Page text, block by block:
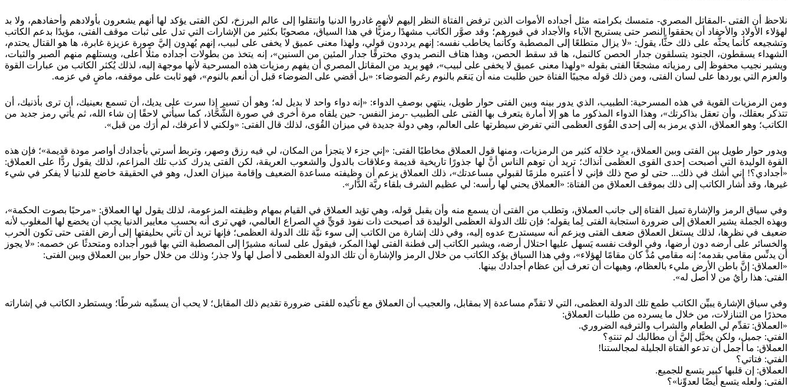
نلاحظ أن الفتى -المقاتل المصري- متمسك بكرامته مثل أجداده الأموات الذين ترفض الفتاة النظر إليهم لأنهم غادروا الدنيا وانتقلوا إلى عالم البرزخ، لكن الفتى يؤكد لها أنهم يشعرون بأولادهم وأحفادهم، ولا بد
لهؤلاء الأولاد والأحفاد أن يحققوا النصر حتى يستريح الآباء والأجداد في قبورهم؛ وقد صوَّر الكاتب مشهدًا رمزيًّا في هذا السياق، مصحوبًا بكثير من الإشارات التي تدل على ثبات موقف الفتى، مؤيدًا بدعم الكاتب
وتشجيعه كأنما يحثُّه على ذلك حثًّا، يقول: «لا يزال متطلعًا إلى المصطبة وكأنما يخاطب نفسه: إنهم يرددون قولي، ولهذا معنى عميق لا يخفى على لبيب، إنهم يُهدون إليَّ صورة عزيزة غابرة، ها هو القتال يحتدم،
الشهداء يسقطون، الجنود يتسلقون جدار الحصن كالنمل، ها قد سقط الحصن، وهذا هتاف النصر يدوي مخترقًا جدار المئين من السنين»، إنه يتخذ من بطولات أجداده مثلًا أعلى، ويستلهم منهم الصبر والثبات،
ويشير نجيب محفوظ إلى رمزياته مشجعًا الفتى بقوله «ولهذا معنى عميق لا يخفى على لبيب»، فهو يريد من المقاتل المصري أن يفهم رمزيات هذه المسرحية لأنها موجهة إليه، لذلك يُكثر الكاتب من عبارات القوة
والعزم التي يوردها على لسان الفتى، ومن ذلك قوله مجيبًا الفتاة حين طلبت منه أن يَنعَم بالنوم رغم الضوضاء: «بل أقضي على الضوضاء قبل أن أنعم بالنوم»، فهو ثابت على موقفه، ماضٍ في عزمه.
ومن الرمزيات القوية في هذه المسرحية: الطبيب، الذي يدور بينه وبين الفتى حوار طويل، ينتهي بوصفِ الدواء: «إنه دواء واحد لا بديل له؛ وهو أن تسير إذا سرت على يديك، أن تسمع بعينيك، أن ترى بأذنيك، أن
تتذكر بعقلك، وأن تعقل بذاكرتك»، وهذا الدواء المذكور ما هو إلا أمارة يتعرف بها الفتى على الطبيب -رمز النفس- حين يلقاه مرة أخرى في صورة الشَّحَّاذ، كما سيأتي لاحقًا إن شاء الله، ثم يأتي رمز جديد من
الكاتب؛ وهو العملاق، الذي يرمز به إلى إحدى القُوَى العظمى التي تفرض سيطرتها على العالم، وهي دولة جديدة في ميزان القُوَى، لذلك قال الفتى: «ولكني لا أعرفك، لم أرَك من قبل».
ويدور حوار طويل بين الفتى وبين العملاق، يرِد خلاله كثير من الرمزيات، ومنها قول العملاق مخاطبًا الفتى: «إني جزء لا يتجزأ من المكان، لي فيه رزق وصهر، وتربط أسرتي بأجدادك أواصر مودة قديمة»؛ فإن هذه
القوة الوليدة التي أصبحت إحدى القوى العظمى آنذاك؛ تريد أن توهم الناس أنَّ لها جذورًا تاريخية قديمة وعلاقات بالدول والشعوب العريقة، لكن الفتى يدرك كذب تلك المزاعم، لذلك يقول ردًّا على العملاق:
«أجدادي؟! إني أشك في ذلك... حتى لو صح ذلك فإني لا أعتبره ملزمًا لقبولي مساعدتك»، ذلك العملاق يزعم أن وظيفته مساعدة الضعيف وإقامة ميزان العدل، وهو في الحقيقة خاضع للدنيا لا يفكر في شيء
غيرها، وقد أشار الكاتب إلى ذلك بموقف العملاق من الفتاة: «العملاق يحني لها رأسه: لي عظيم الشرف بلقاء ربَّة الدَّار».
وفي سياق الرمز والإشارة تميل الفتاة إلى جانب العملاق، وتطلب من الفتى أن يسمع منه وأن يقبل قوله، وهي تؤيد العملاق في القيام بمهام وظيفته المزعومة، لذلك يقول لها العملاق: «مرحبًا بصوت الحكمة»،
وبهذه الجملة يشير العملاق إلى ضرورة استجابة الفتى لِما يقوله؛ فإن تلك الدولة العظمى الوليدة قد أصبحت ذات نفوذ قويٍّ في الصراع العالمي، فهي ترى أنه بحسب معايير الدنيا يجب أن يخضع لها المغلوب لأنه
ضعيف في نظرها، لذلك يستغل العملاق ضعف الفتى ويزعم أنه سيستدرج عدوه إليه، وفي ذلك إشارة من الكاتب إلى سوء نيَّة تلك الدولة العظمى؛ فإنها تريد أن تأتي بحليفتها إلى أرض الفتى حتى تكون الحرب
والخسائر على أرضه دون أرضها، وفي الوقت نفسه يَسهل عليها احتلال أرضه، ويشير الكاتب إلى فطنة الفتى لهذا المكر، فيقول على لسانه مشيرًا إلى المصطبة التي بها قبور أجداده ومتحدثًا عن خصمه: «لا يجوز
أن يدنِّس مقامي بقدمه؛ إنه مقامي مُذْ كان مقامًا لهؤلاء»، وفي هذا السياق يؤكد الكاتب من خلال الرمز والإشارة أن تلك الدولة العظمى لا أصل لها ولا جذر؛ وذلك من خلال حوار بين العملاق وبين الفتى:
«العملاق: إنَّ باطن الأرض مليء بالعظام، وهيهات أن تعرف أين عظام أجدادك بينها.
الفتى: هذا رأيُ من لا أصل له».
وفي سياق الإشارة يبيِّن الكاتب طمع تلك الدولة العظمى، التي لا تقدِّم مساعدة إلا بمقابل، والعجيب أن العملاق مع تأكيده للفتى ضرورة تقديم ذلك المقابل؛ لا يحب أن يسمِّيه شرطًا؛ ويستطرد الكاتب في إشاراته
محذرًا من التنازلات، من خلال ما يسرده من طلبات العملاق:
«العملاق: تقدِّم لي الطعام والشراب والترفيه الضروري.
الفتي: جميل، ولكن يخيَّل إليَّ أن مطالبك لم تنتهِ؟
العملاق: ما أجمل أن تدعو الفتاة الجليلة لمجالستنا!
الفتي: فتاتي؟
العملاق: إن قلبها كبير يتسع للجميع.
الفتى: ولعله يتسع أيضًا لعدوِّنا»؟